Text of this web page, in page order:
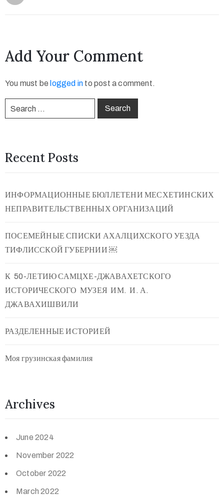
Add Your Comment
You must be logged in to post a comment.
Recent Posts
ИНФОРМАЦИОННЫЕ БЮЛЛЕТЕНИ МЕСХЕТИНСКИХ
НЕПРАВИТЕЛЬСТВЕННЫХ ОРГАНИЗАЦИЙ
ПОСЕМЕЙНЫЕ СПИСКИ АХАЛЦИХСКОГО УЕЗДА
ТИФЛИССКОЙ ГУБЕРНИИ ￼
К 50-ЛЕТИЮ САМЦХЕ-ДЖАВАХЕТСКОГО
ИСТОРИЧЕСКОГО МУЗЕЯ ИМ. И. А.
ДЖАВАХИШВИЛИ
РАЗДЕЛЕННЫЕ ИСТОРИЕЙ
Моя грузинская фамилия
Archives
June 2024
November 2022
October 2022
March 2022